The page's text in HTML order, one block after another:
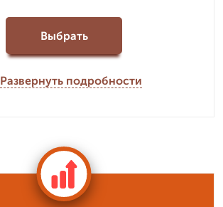
Выбрать
Развернуть подробности